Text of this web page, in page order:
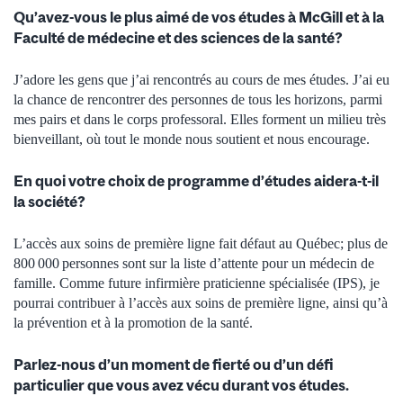
Qu’avez-vous le plus aimé de vos études à McGill et à la
Faculté de médecine et des sciences de la santé?
J’adore les gens que j’ai rencontrés au cours de mes études. J’ai eu
la chance de rencontrer des personnes de tous les horizons, parmi
mes pairs et dans le corps professoral. Elles forment un milieu très
bienveillant, où tout le monde nous soutient et nous encourage.
En quoi votre choix de programme d’études aidera-t-il
la société?
L’accès aux soins de première ligne fait défaut au Québec; plus de
800 000 personnes sont sur la liste d’attente pour un médecin de
famille. Comme future infirmière praticienne spécialisée (IPS), je
pourrai contribuer à l’accès aux soins de première ligne, ainsi qu’à
la prévention et à la promotion de la santé.
Parlez-nous d’un moment de fierté ou d’un défi
particulier que vous avez vécu durant vos études.